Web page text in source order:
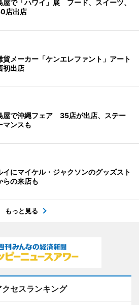
屋で「ハワイ」展 フード、スイーツ、
店出店
貨メーカー「ケンエレファント」アート
出店
屋で沖縄フェア 35店が出店、ステー
マンスも
イにマイケル・ジャクソンのグッズスト
の来店も
もっと見る
クセスランキング